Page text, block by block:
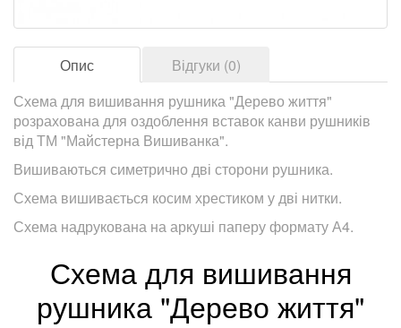
Опис
Відгуки (0)
Схема для вишивання рушника "Дерево життя"
розрахована для оздоблення вставок канви рушників
від ТМ "Майстерна Вишиванка".
Вишиваються симетрично дві сторони рушника.
Схема вишивається косим хрестиком у дві нитки.
Схема надрукована на аркуші паперу формату А4.
Схема для вишивання
рушника "Дерево життя"